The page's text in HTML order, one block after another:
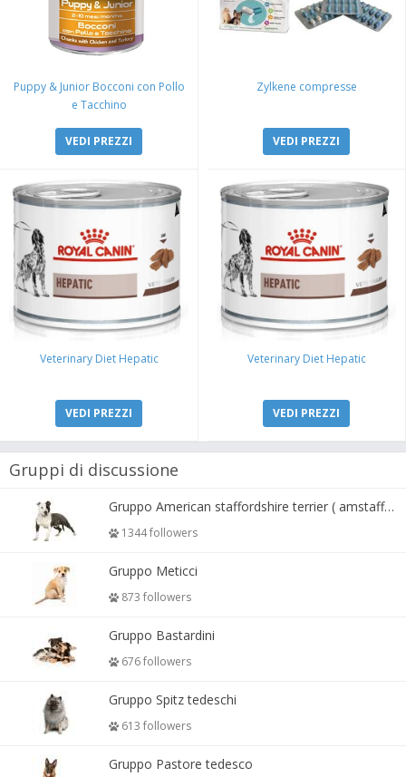
Puppy & Junior Bocconi con Pollo
e Tacchino
VEDI PREZZI
Zylkene compresse
VEDI PREZZI
Veterinary Diet Hepatic
VEDI PREZZI
Veterinary Diet Hepatic
VEDI PREZZI
Gruppi di discussione
Gruppo American staffordshire terrier ( amstaff, amastaff )
1344 followers
Gruppo Meticci
873 followers
Gruppo Bastardini
676 followers
Gruppo Spitz tedeschi
613 followers
Gruppo Pastore tedesco